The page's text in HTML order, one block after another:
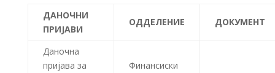
ДАНОЧНИ
ПРИЈАВИ
ОДДЕЛЕНИЕ ДОКУМЕНТ
Даночна
пријава за
Финансиски